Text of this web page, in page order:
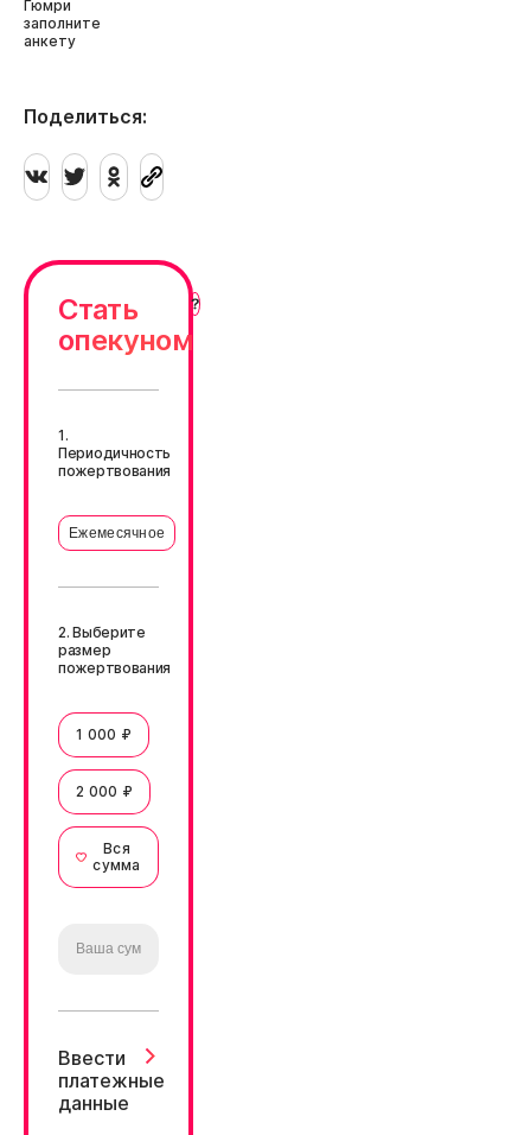
Гюмри
заполните
анкету
Поделиться:
Стать
опекуном
1.
Периодичность
пожертвования
Ежемесячное
2. Выберите
размер
пожертвования
1 000 ₽
2 000 ₽
Вся
сумма
Ввести
платежные
данные